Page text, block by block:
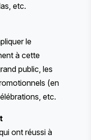
etc.
le
à cette
public, les
(en
etc.
ont réussi à